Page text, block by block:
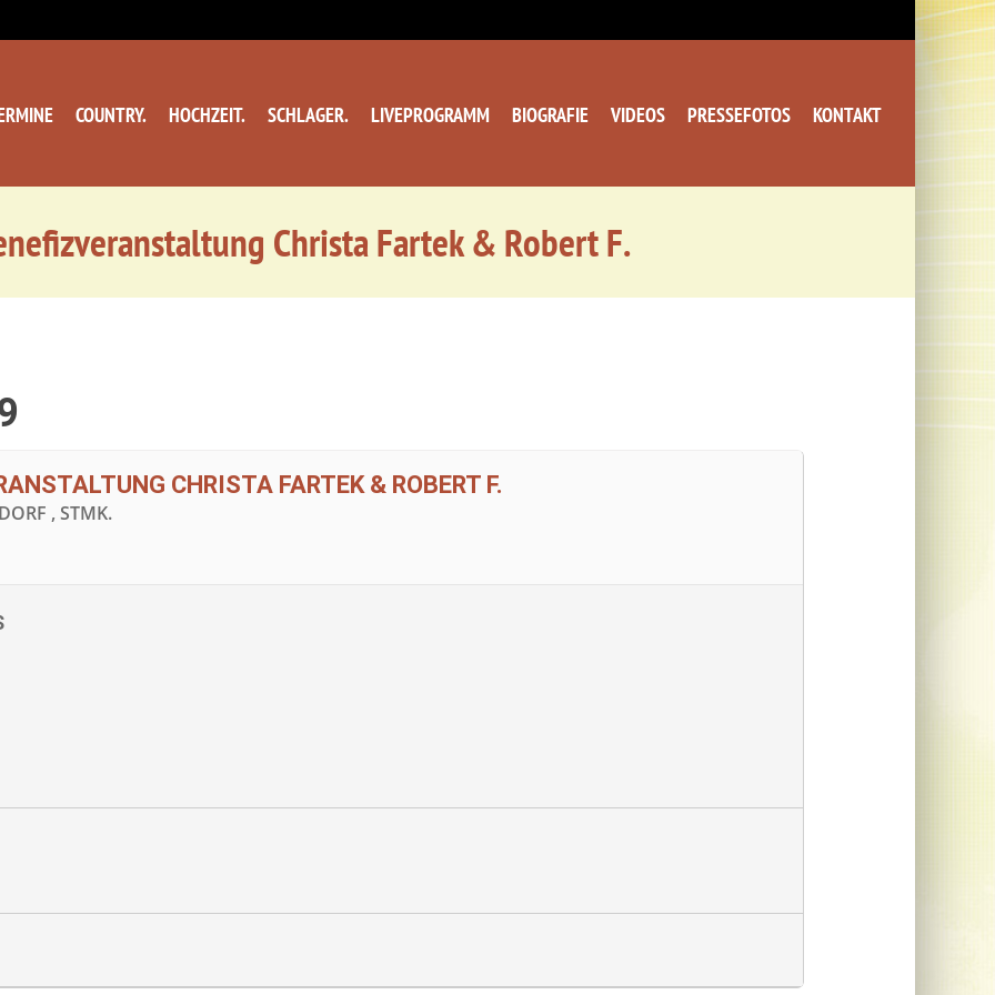
COUNTRY. HOCHZEIT. SCHLAGER. LIVEPROGRAMM BIOGRAFIE VIDEOS PRESSEFOTOS KONTAKT
Christa Fartek & Robert F.
CHRISTA FARTEK & ROBERT F.
, STMK.